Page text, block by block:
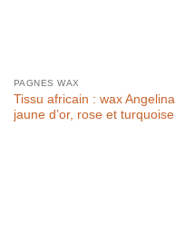
PAGNES WAX
Tissu africain : wax Angelina
jaune d’or, rose et turquoise